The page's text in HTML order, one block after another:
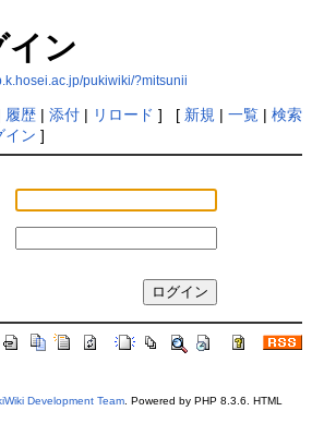
イン
pukiwiki/?mitsunii
履歴| 添付| リロード ] [ 新規 | 一覧| 検索
イン ]
Development Team. Powered by PHP 8.3.6. HTML